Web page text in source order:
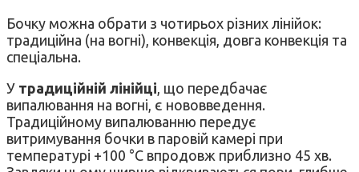
Бочку можна обрати з чотирьох різних лінійок:
традиційна (на вогні), конвекція, довга конвекція та
спеціальна.
У традиційній лінійці, що передбачає
випалювання на вогні, є нововведення.
Традиційному випалюванню передує
витримування бочки в паровій камері при
температурі +100 °C впродовж приблизно 45 хв.